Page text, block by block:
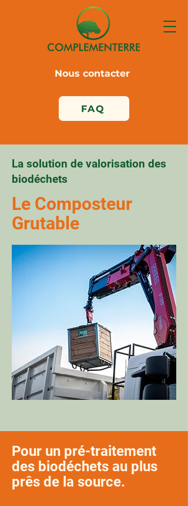
Nous contacter
FAQ
La solution de valorisation des
biodéchets
Le Composteur
Grutable
Pour un pré-traitement
des biodéchets au plus
prês de la source.